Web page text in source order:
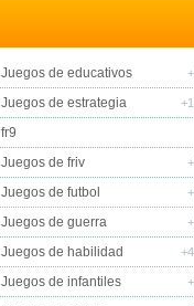
Juegos de educativos
Juegos de estrategia
fr9
Juegos de friv
Juegos de futbol
Juegos de guerra
Juegos de habilidad
Juegos de infantiles